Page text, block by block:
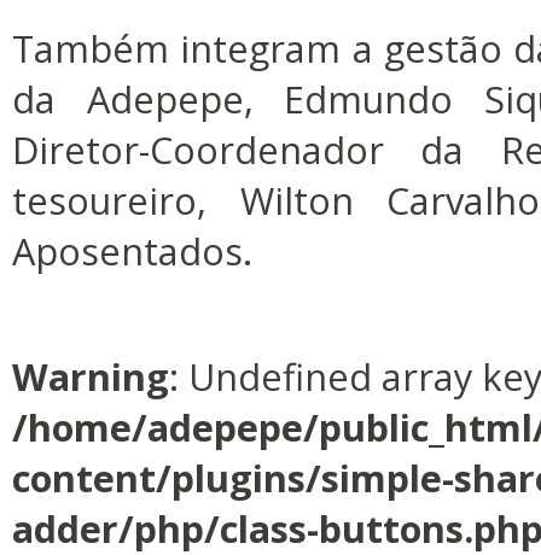
Também integram a gestão
da Adepepe, Edmundo
Diretor-Coordenador da
tesoureiro, Wilton
Aposentados.
Warning: Undefined array
/home/adepepe/
content/plugins/simple-
adder/php/class-